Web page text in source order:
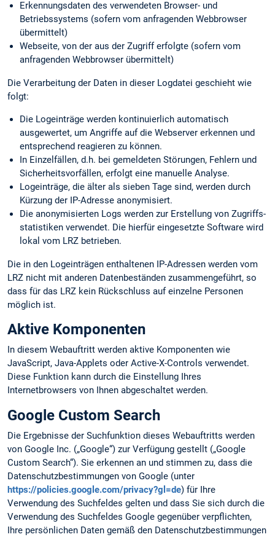
Erkennungs­daten des verwendeten Browser- und
Betriebssystems (sofern vom anfragenden Webbrowser
übermittelt)
Webseite, von der aus der Zugriff erfolgte (sofern vom
anfragenden Webbrowser übermittelt)
Die Verarbeitung der Daten in dieser Logdatei geschieht wie
folgt:
Die Logeinträge werden kontinuierlich automatisch
ausgewertet, um Angriffe auf die Webserver erkennen und
entsprechend reagieren zu können.
In Einzelfällen, d.h. bei gemeldeten Störungen, Fehlern und
Sicherheits­vorfällen, erfolgt eine manuelle Analyse.
Logeinträge, die älter als sieben Tage sind, werden durch
Kürzung der IP-Adresse anonymisiert.
Die anonymisierten Logs werden zur Erstellung von Zugriffs­
statistiken verwendet. Die hierfür eingesetzte Software wird
lokal vom LRZ betrieben.
Die in den Logeinträgen enthaltenen IP-Adressen werden vom
LRZ nicht mit anderen Datenbeständen zusammengeführt, so
dass für das LRZ kein Rückschluss auf einzelne Personen
möglich ist.
Aktive Komponenten
In diesem Webauftritt werden aktive Komponenten wie
JavaScript, Java-Applets oder Active-X-Controls verwendet.
Diese Funktion kann durch die Einstellung Ihres
Internetbrowsers von Ihnen abgeschaltet werden.
Google Custom Search
Die Ergebnisse der Suchfunktion dieses Webauftritts werden
von Google Inc. („Google“) zur Verfügung gestellt („Google
Custom Search“). Sie erkennen an und stimmen zu, dass die
Datenschutzbestimmungen von Google (unter
https://policies.google.com/privacy?gl=de) für Ihre
Verwendung des Suchfeldes gelten und dass Sie sich durch die
Verwendung des Suchfeldes Google gegenüber verpflichten,
Ihre persönlichen Daten gemäß den Datenschutzbestimmungen